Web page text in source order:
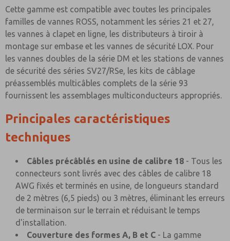
Cette gamme est compatible avec toutes les principales
familles de vannes ROSS, notamment les séries 21 et 27,
les vannes à clapet en ligne, les distributeurs à tiroir à
montage sur embase et les vannes de sécurité LOX. Pour
les vannes doubles de la série DM et les stations de vannes
de sécurité des séries SV27/RSe, les kits de câblage
préassemblés multicâbles complets de la série 93
fournissent les assemblages multiconducteurs appropriés.
Principales caractéristiques
techniques
Câbles précâblés en usine de calibre 18 - Tous les
connecteurs sont livrés avec des câbles de calibre 18
AWG fixés et terminés en usine, de longueurs standard
de 2 mètres (6,5 pieds) ou 3 mètres, éliminant les erreurs
de terminaison sur le terrain et réduisant le temps
d'installation.
Couverture des formes A, B et C - La gamme